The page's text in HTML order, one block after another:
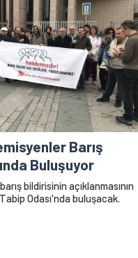
Barış
Buluşuyor
bildirisinin açıklanmasının
Odası'nda buluşacak.